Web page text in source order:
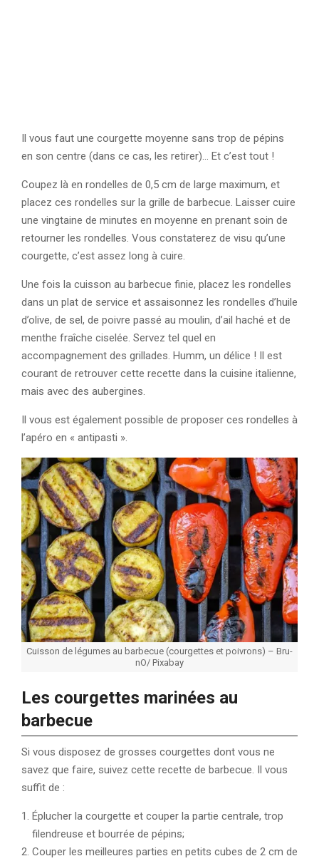
Il vous faut une courgette moyenne sans trop de pépins
en son centre (dans ce cas, les retirer)… Et c’est tout !
Coupez là en rondelles de 0,5 cm de large maximum, et
placez ces rondelles sur la grille de barbecue. Laisser cuire
une vingtaine de minutes en moyenne en prenant soin de
retourner les rondelles. Vous constaterez de visu qu’une
courgette, c’est assez long à cuire.
Une fois la cuisson au barbecue finie, placez les rondelles
dans un plat de service et assaisonnez les rondelles d’huile
d’olive, de sel, de poivre passé au moulin, d’ail haché et de
menthe fraîche ciselée. Servez tel quel en
accompagnement des grillades. Humm, un délice ! Il est
courant de retrouver cette recette dans la cuisine italienne,
mais avec des aubergines.
Il vous est également possible de proposer ces rondelles à
l’apéro en « antipasti ».
Cuisson de légumes au barbecue (courgettes et poivrons) – Bru-
nO/ Pixabay
Les courgettes marinées au
barbecue
Si vous disposez de grosses courgettes dont vous ne
savez que faire, suivez cette recette de barbecue. Il vous
suffit de :
Éplucher la courgette et couper la partie centrale, trop
filendreuse et bourrée de pépins;
Couper les meilleures parties en petits cubes de 2 cm de